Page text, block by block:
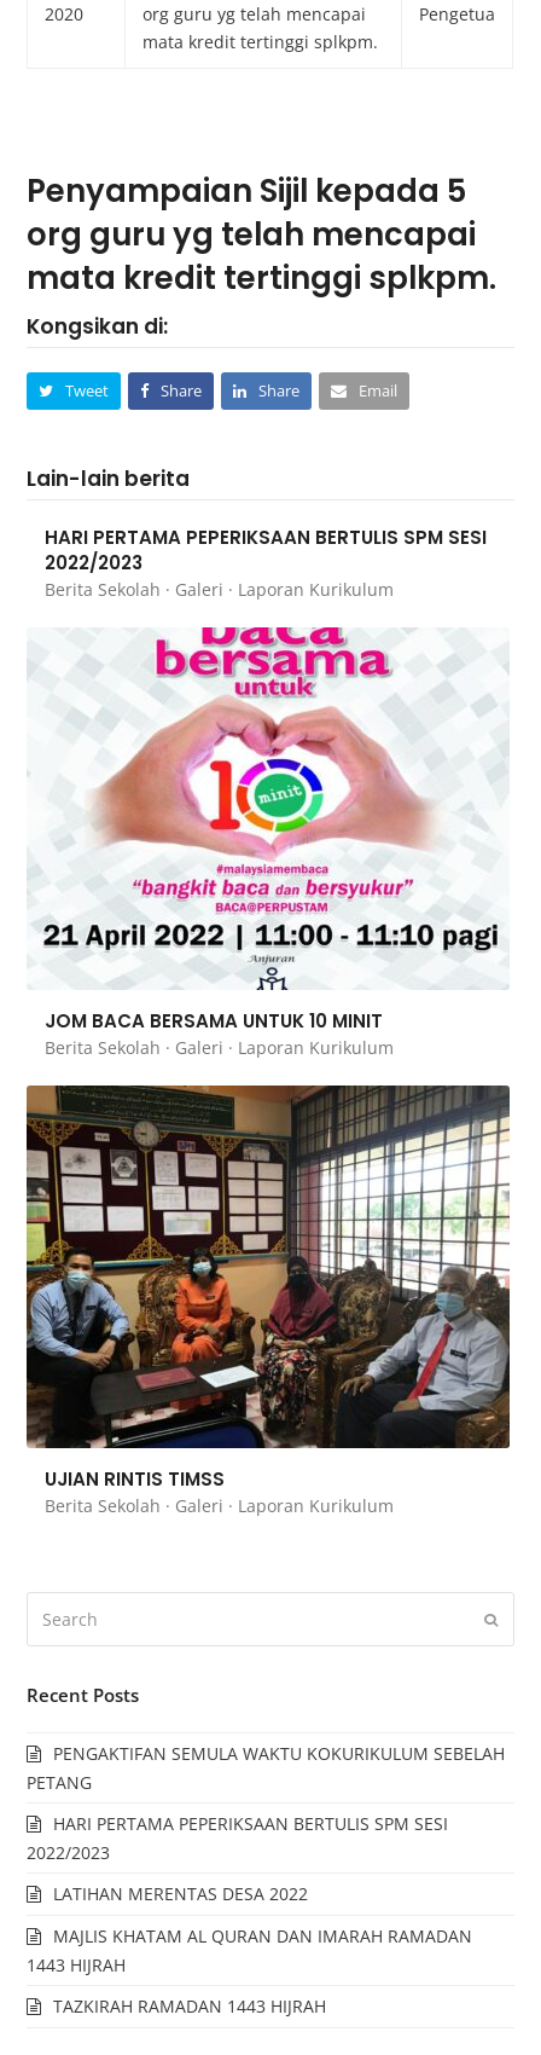
2020
org guru yg telah mencapai
mata kredit tertinggi splkpm.
Pengetua
Penyampaian Sijil kepada 5
org guru yg telah mencapai
mata kredit tertinggi splkpm.
Kongsikan di:
Tweet Share Share Email
Lain-lain berita
HARI PERTAMA PEPERIKSAAN BERTULIS SPM SESI
2022/2023
Berita Sekolah · Galeri · Laporan Kurikulum
JOM BACA BERSAMA UNTUK 10 MINIT
Berita Sekolah · Galeri · Laporan Kurikulum
UJIAN RINTIS TIMSS
Berita Sekolah · Galeri · Laporan Kurikulum
Recent Posts
PENGAKTIFAN SEMULA WAKTU KOKURIKULUM SEBELAH
PETANG
HARI PERTAMA PEPERIKSAAN BERTULIS SPM SESI
2022/2023
LATIHAN MERENTAS DESA 2022
MAJLIS KHATAM AL QURAN DAN IMARAH RAMADAN
1443 HIJRAH
TAZKIRAH RAMADAN 1443 HIJRAH